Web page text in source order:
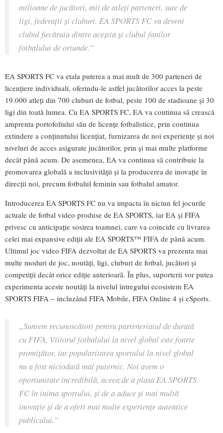
milioane de jucători, mii de atleți parteneri, sute de
ligi, federații și cluburi. EA SPORTS FC va deveni
clubul fiecăruia dintre aceștia și clubul fanilor
fotbalului de oriunde.”
EA SPORTS FC va etala puterea a mai mult de 300 parteneri de
licențiere individuali, oferindu-le astfel jucătorilor acces la peste
19.000 atleți din 700 cluburi de fotbal, peste 100 de stadioane și 30
ligi din toată lumea. Cu EA SPORTS FC, EA va continua să crească
amprenta portofoliului său de licențe fotbalistice, prin continua
extindere a conținutului licențiat, furnizarea de noi experiențe și noi
niveluri de acces asigurate jucătorilor, prin și mai multe platforme
decât până acum. De asemenea, EA va continua să contribuie la
promovarea globală a inclusivității și la producerea de inovație în
direcții noi, precum fotbalul feminin sau fotbalul amator.
Introducerea EA SPORTS FC nu va impacta în niciun fel jocurile
actuale de fotbal video produse de EA SPORTS, iar EA și FIFA
privesc cu anticipație sosirea toamnei, care va coincide cu livrarea
celei mai expansive ediții ale EA SPORTS™ FIFA de până acum.
Ultimul joc video FIFA dezvoltat de EA SPORTS va prezenta mai
multe moduri de joc, noutăți, ligi, cluburi de fotbal, jucători și
competiții decât orice ediție anterioară. În plus, suporterii vor putea
experimenta aceste noutăți la nivelul întregului ecosistem EA
SPORTS FIFA – incluzând FIFA Mobile, FIFA Online 4 și eSports.
„Suntem recunoscători pentru parteneriatul de durată
cu FIFA. Viitorul fotbalului la nivel global este foarte
promițător, iar popularitatea sportului la nivel global
nu a fost niciodată mai puternic. Noi avem o
oportunitate incredibilă, aceea de a plasa EA SPORTS
FC în inima sportului, și de a aduce și mai multă
inovație și de a oferi mai multe experiențe autentice
publicului.”